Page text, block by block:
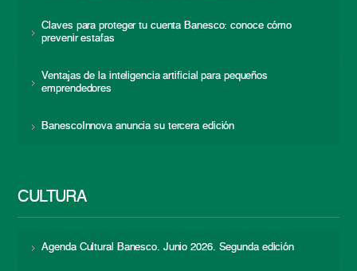
Claves para proteger tu cuenta Banesco: conoce cómo
prevenir estafas
Ventajas de la inteligencia artificial para pequeños
emprendedores
BanescoInnova anuncia su tercera edición
CULTURA
Agenda Cultural Banesco. Junio 2026. Segunda edición